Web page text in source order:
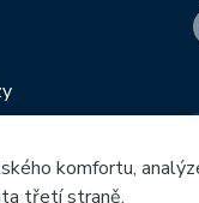
komfortu,
třetí straně.